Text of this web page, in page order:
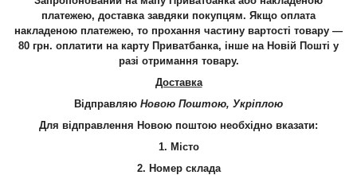
платежею, доставка завдяки покупцям. Якщо оплата
накладеною платежею, то прохання частину вартості товару —
80 грн. оплатити на карту Приватбанка, інше на Новій Пошті у
разі отримання товару.
Доставка
Відправляю Новою Поштою, Укріплою
Для відправлення Новою поштою необхідно вказати:
1. Місто
2. Номер склада